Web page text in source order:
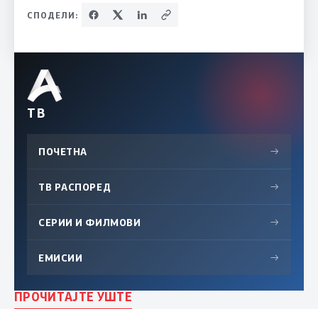
СПОДЕЛИ:
ТВ
ПОЧЕТНА →
ТВ РАСПОРЕД →
СЕРИИ И ФИЛМОВИ →
ЕМИСИИ →
ПРОЧИТАЈТЕ УШТЕ